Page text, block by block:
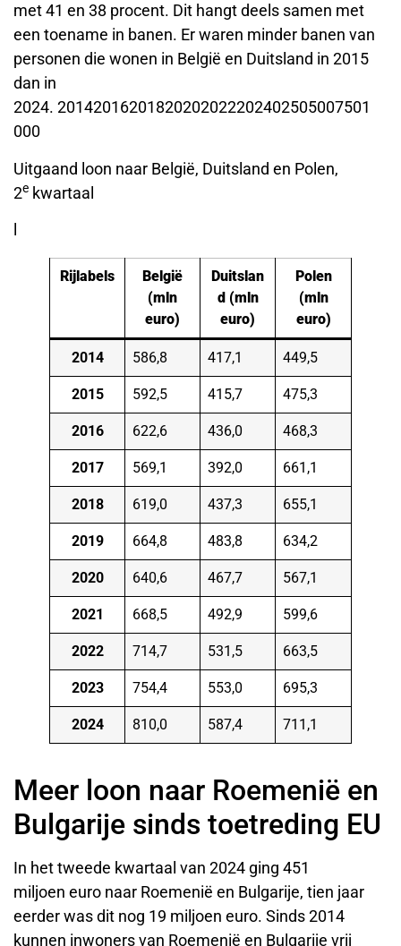
met 41 en 38 procent. Dit hangt deels samen met
een toename in banen. Er waren minder banen van
personen die wonen in België en Duitsland in 2015
dan in
2024. 20142016201820202022202402505007501
000
Uitgaand loon naar België, Duitsland en Polen,
2e kwartaal
Rijlabels
België
(mln
euro)
Duitslan
d (mln
euro)
Polen
(mln
euro)
2014 586,8 417,1 449,5
2015 592,5 415,7 475,3
2016 622,6 436,0 468,3
2017 569,1 392,0 661,1
2018 619,0 437,3 655,1
2019 664,8 483,8 634,2
2020 640,6 467,7 567,1
2021 668,5 492,9 599,6
2022 714,7 531,5 663,5
2023 754,4 553,0 695,3
2024 810,0 587,4 711,1
Meer loon naar Roemenië en
Bulgarije sinds toetreding EU
In het tweede kwartaal van 2024 ging 451
miljoen euro naar Roemenië en Bulgarije, tien jaar
eerder was dit nog 19 miljoen euro. Sinds 2014
kunnen inwoners van Roemenië en Bulgarije vrij